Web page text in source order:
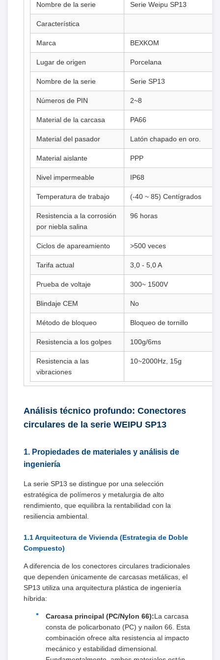
Nombre de la serie Serie Weipu SP13
Característica
Marca BEXKOM
Lugar de origen Porcelana
Nombre de la serie Serie SP13
Números de PIN 2~8
Material de la carcasa PA66
Material del pasador Latón chapado en oro.
Material aislante PPP
Nivel impermeable IP68
Temperatura de trabajo (-40 ~ 85) Centígrados
Resistencia a la corrosión
por niebla salina
96 horas
Ciclos de apareamiento >500 veces
Tarifa actual 3,0 - 5,0 A
Prueba de voltaje 300~ 1500V
Blindaje CEM No
Método de bloqueo Bloqueo de tornillo
Resistencia a los golpes 100g/6ms
Resistencia a las
vibraciones
10~2000Hz, 15g
Análisis técnico profundo: Conectores
circulares de la serie WEIPU SP13
1. Propiedades de materiales y análisis de
ingeniería
La serie SP13 se distingue por una selección
estratégica de polímeros y metalurgia de alto
rendimiento, que equilibra la rentabilidad con la
resiliencia ambiental.
1.1 Arquitectura de Vivienda (Estrategia de Doble
Compuesto)
A diferencia de los conectores circulares tradicionales
que dependen únicamente de carcasas metálicas, el
SP13 utiliza una arquitectura plástica de ingeniería
híbrida:
Carcasa principal (PC/Nylon 66):La carcasa
consta de policarbonato (PC) y nailon 66. Esta
combinación ofrece alta resistencia al impacto
mecánico y estabilidad dimensional.